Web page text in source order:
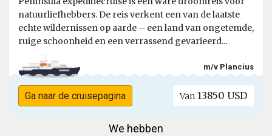
natuurliefhebbers. De reis verkent een van de laatste
echte wildernissen op aarde – een land van ongetemde,
ruige schoonheid en een verrassend gevarieerd...
m/v Plancius
Ga naar de cruisepagina Van 13850 USD
We hebben